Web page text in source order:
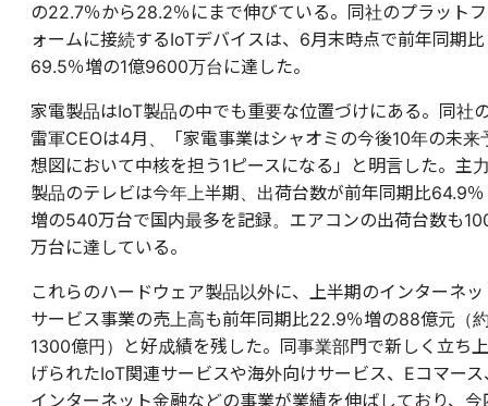
の22.7％から28.2％にまで伸びている。同社のプラットフ
ォームに接続するIoTデバイスは、6月末時点で前年同期比
69.5％増の1億9600万台に達した。
家電製品はIoT製品の中でも重要な位置づけにある。同社
雷軍CEOは4月、「家電事業はシャオミの今後10年の未来
想図において中核を担う1ピースになる」と明言した。主
製品のテレビは今年上半期、出荷台数が前年同期比64.9％
増の540万台で国内最多を記録。エアコンの出荷台数も
万台に達している。
これらのハードウェア製品以外に、上半期のインターネッ
サービス事業の売上高も前年同期比22.9％増の88億元（
1300億円）と好成績を残した。同事業部門で新しく立ち上
げられたIoT関連サービスや海外向けサービス、Eコマース
インターネット金融などの事業が業績を伸ばしており、今